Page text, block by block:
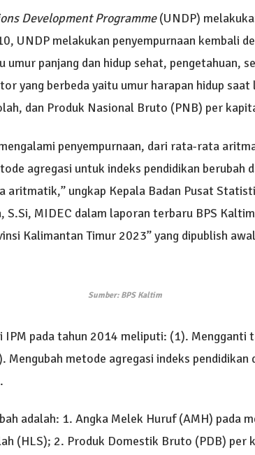
Development Programme(UNDP)
UNDP melakukan penyempurnaan kembali
umur panjang dan hidup sehat, pengetahuan,
yang berbeda yaitu umur harapan hidup
dan Produk Nasional Bruto (PNB) per
penyempurnaan, dari rata-rata
agregasi untuk indeks pendidikan
ungkap Kepala Badan Pusat
S.Si, MIDEC dalam laporan terbaru BPS
Kalimantan Timur 2023” yang dipublish
Sumber: BPS Kaltim
IPM pada tahun 2014 meliputi: (1). Mengganti
Mengubah metode agregasi indeks
adalah: 1. Angka Melek Huruf (AMH) pada
(HLS); 2. Produk Domestik Bruto (PDB) per